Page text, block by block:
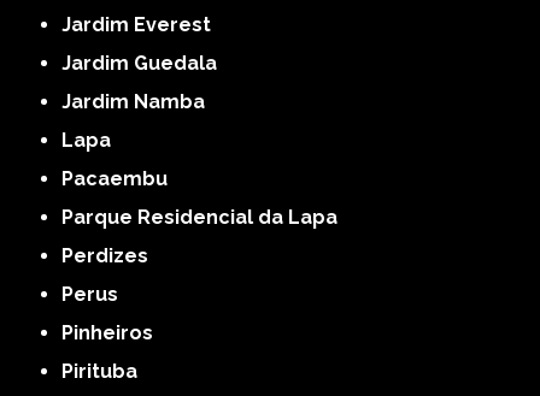
Jardim Everest
Jardim Guedala
Jardim Namba
Lapa
Pacaembu
Parque Residencial da Lapa
Perdizes
Perus
Pinheiros
Pirituba